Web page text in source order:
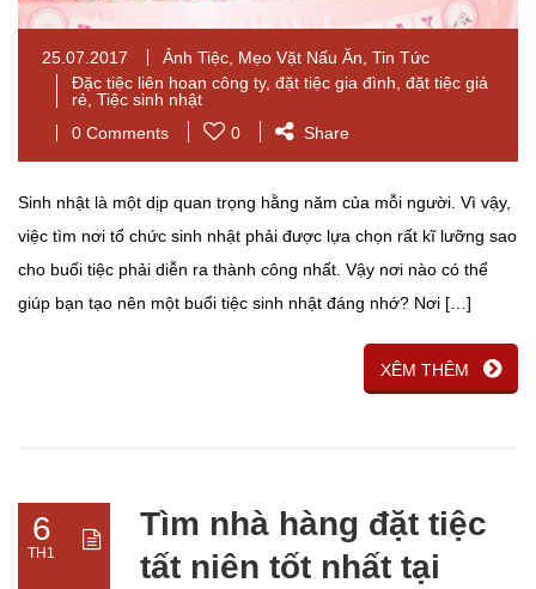
25.07.2017 Ảnh Tiệc Mẹo Vặt Nấu Ăn Tin Tức
Đặc tiệc liên hoan công ty, đặt tiệc gia đình đặt tiệc giá
rẻ Tiệc sinh nhật
0 Comments
0 Share
Sinh nhật là một dịp quan trọng hằng năm của mỗi người. Vì vậy,
việc tìm nơi tổ chức sinh nhật phải được lựa chọn rất kĩ lưỡng sao
cho buổi tiệc phải diễn ra thành công nhất. Vậy nơi nào có thể
giúp bạn tạo nên một buổi tiệc sinh nhật đáng nhớ? Nơi […]
XÊM THÊM
6
TH1
Tìm nhà hàng đặt tiệc
tất niên tốt nhất tại